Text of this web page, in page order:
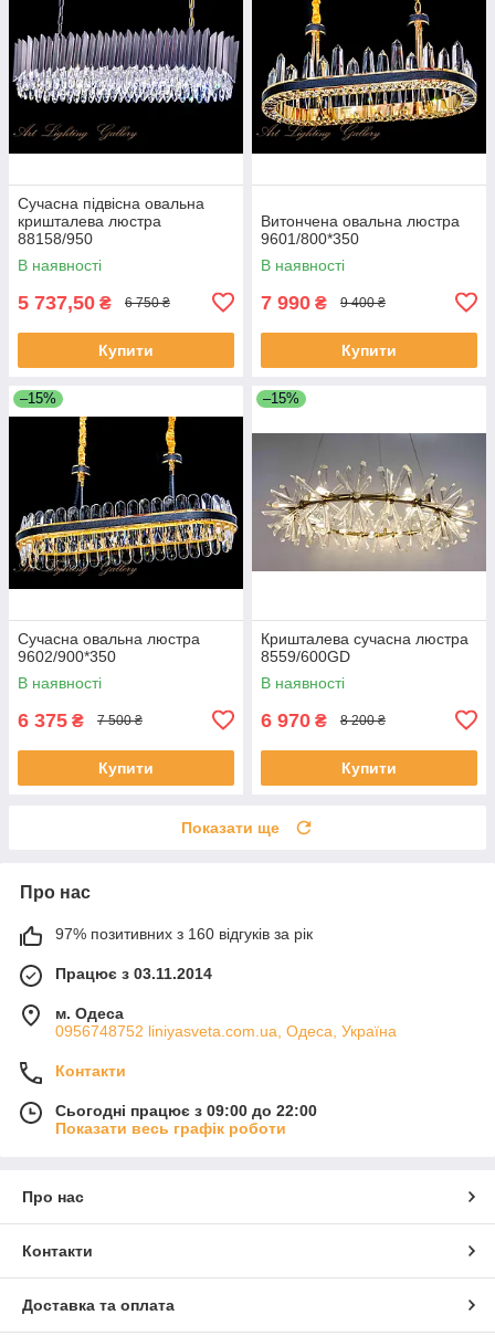
Сучасна підвісна овальна
кришталева люстра
88158/950
В наявності
5 737,50 ₴ 6 750 ₴
Купити
Витончена овальна люстра
9601/800*350
В наявності
7 990 ₴ 9 400 ₴
Купити
–15%
Сучасна овальна люстра
9602/900*350
В наявності
6 375 ₴ 7 500 ₴
Купити
–15%
Кришталева сучасна люстра
8559/600GD
В наявності
6 970 ₴ 8 200 ₴
Купити
Показати ще
Про нас
97% позитивних з 160 відгуків за рік
Працює з 03.11.2014
м. Одеса
0956748752 liniyasveta.com.ua, Одеса, Україна
Контакти
Сьогодні працює з 09:00 до 22:00
Показати весь графік роботи
Про нас
Контакти
Доставка та оплата